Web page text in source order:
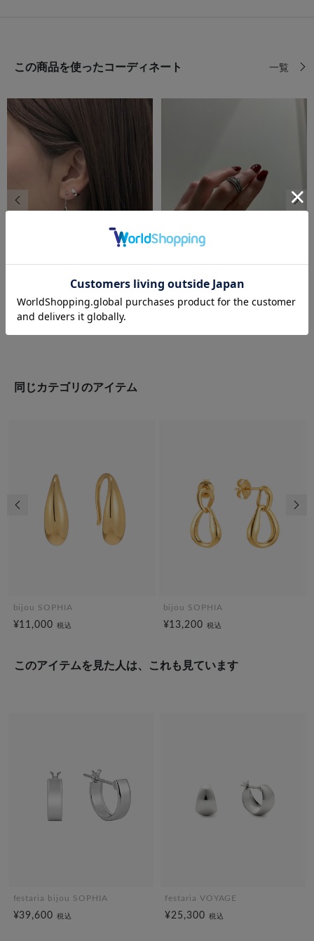
この商品を使ったコーディネート 一覧
bijou SOPHIA festaria bijou SOPHIA
前の画像 次の
同じカテゴリのアイテム
bijou SOPHIA
¥11,000税込
bijou SOPHIA
¥13,200税込
前の画像
このアイテムを見た人は、これも見ています
festaria bijou SOPHIA
¥39,600税込
festaria VOYAGE
¥25,300 税込